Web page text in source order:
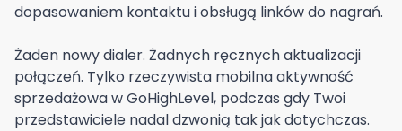
dopasowaniem kontaktu i obsługą linków do nagrań.
Żaden nowy dialer. Żadnych ręcznych aktualizacji
połączeń. Tylko rzeczywista mobilna aktywność
sprzedażowa w GoHighLevel, podczas gdy Twoi
przedstawiciele nadal dzwonią tak jak dotychczas.